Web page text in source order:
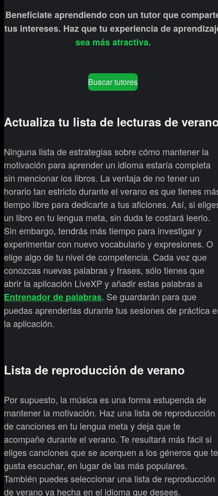
Benefíciate aprendiendo con un tutor que
tus intereses. Haz que tu experiencia de
sea más atractiva.
Buscar tutores
Actualiza tu lista de lecturas de
Ninguna lista de estrategias sobre cómo mantener la
motivación para aprender un idioma estaría completa
sin mencionar los libros. La ventaja de no tener un
horario tan estricto durante el verano es que tienes
tiempo libre para dedicarte a tus aficiones. Así, si
un libro en tu lengua meta, sin duda te costará leerlo.
Sin embargo, tendrás más tiempo para investigar y
experimentar con nuevo vocabulario y expresiones. O
elige algo de tu nivel de competencia. Cada vez que
conozcas nuevas palabras y frases, sólo tienes que
abrir la aplicación LiveXP y añadir estas palabras a
Entrenador de palabras. Se guardarán para que
puedas aprenderlas durante tus sesiones de práctica
la aplicación.
Lista de reproducción de verano
Por supuesto, la música es una forma estupenda de
mantener la motivación. Haz una lista de reproducción
de canciones en tu lengua meta y deja que te
acompañe durante el verano. Te resultará más fácil si
eliges canciones que se acerquen a los géneros que te
gusta escuchar, en lugar de las más populares.
También puedes seleccionar una lista de reproducción
de verano ya hecha en el idioma que desees.